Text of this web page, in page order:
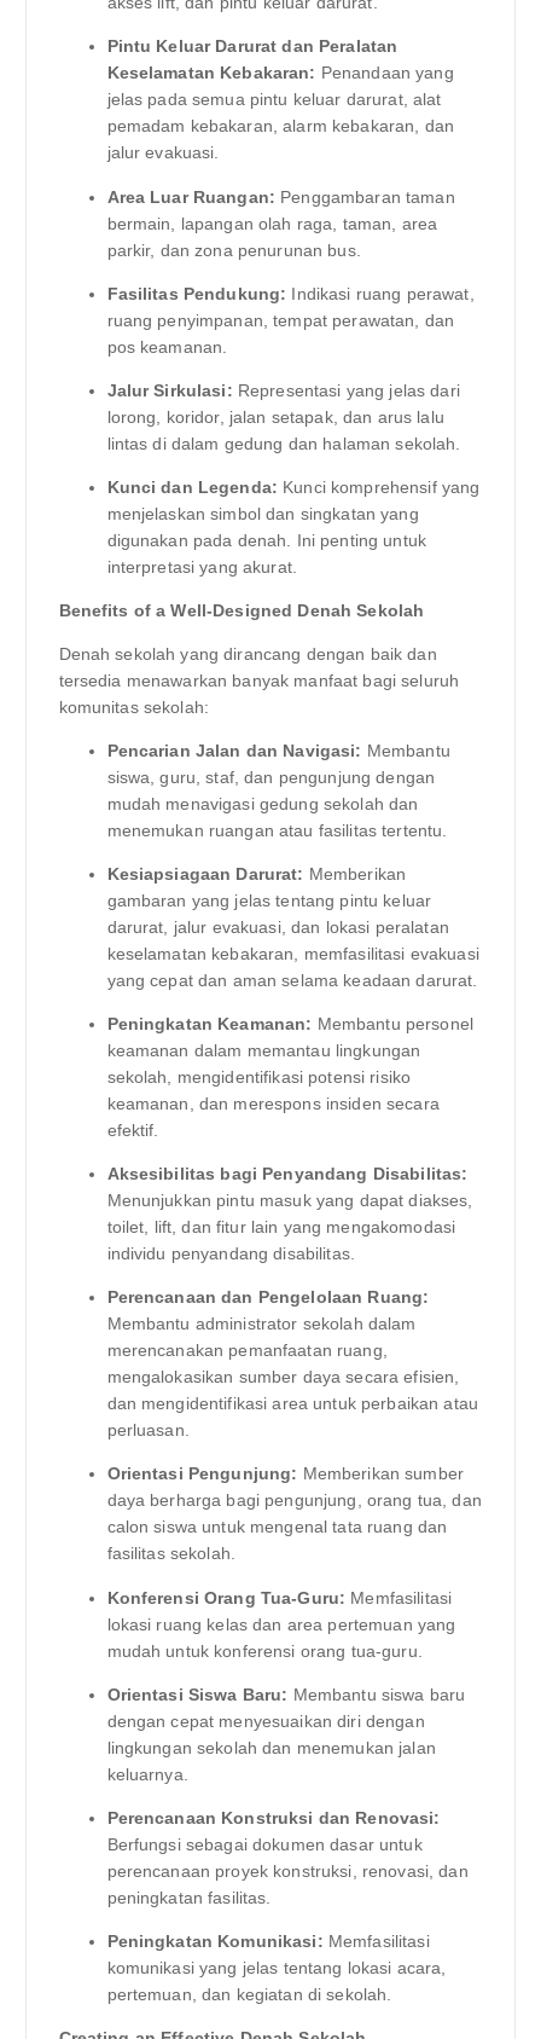
Pintu Keluar Darurat dan Peralatan
Keselamatan Kebakaran: Penandaan yang
jelas pada semua pintu keluar darurat, alat
pemadam kebakaran, alarm kebakaran, dan
jalur evakuasi.
Area Luar Ruangan: Penggambaran taman
bermain, lapangan olah raga, taman, area
parkir, dan zona penurunan bus.
Fasilitas Pendukung: Indikasi ruang perawat,
ruang penyimpanan, tempat perawatan, dan
pos keamanan.
Jalur Sirkulasi: Representasi yang jelas dari
lorong, koridor, jalan setapak, dan arus lalu
lintas di dalam gedung dan halaman sekolah.
Kunci dan Legenda: Kunci komprehensif yang
menjelaskan simbol dan singkatan yang
digunakan pada denah. Ini penting untuk
interpretasi yang akurat.
Benefits of a Well-Designed Denah Sekolah
Denah sekolah yang dirancang dengan baik dan
tersedia menawarkan banyak manfaat bagi seluruh
komunitas sekolah:
Pencarian Jalan dan Navigasi: Membantu
siswa, guru, staf, dan pengunjung dengan
mudah menavigasi gedung sekolah dan
menemukan ruangan atau fasilitas tertentu.
Kesiapsiagaan Darurat: Memberikan
gambaran yang jelas tentang pintu keluar
darurat, jalur evakuasi, dan lokasi peralatan
keselamatan kebakaran, memfasilitasi evakuasi
yang cepat dan aman selama keadaan darurat.
Peningkatan Keamanan: Membantu personel
keamanan dalam memantau lingkungan
sekolah, mengidentifikasi potensi risiko
keamanan, dan merespons insiden secara
efektif.
Aksesibilitas bagi Penyandang Disabilitas:
Menunjukkan pintu masuk yang dapat diakses,
toilet, lift, dan fitur lain yang mengakomodasi
individu penyandang disabilitas.
Perencanaan dan Pengelolaan Ruang:
Membantu administrator sekolah dalam
merencanakan pemanfaatan ruang,
mengalokasikan sumber daya secara efisien,
dan mengidentifikasi area untuk perbaikan atau
perluasan.
Orientasi Pengunjung: Memberikan sumber
daya berharga bagi pengunjung, orang tua, dan
calon siswa untuk mengenal tata ruang dan
fasilitas sekolah.
Konferensi Orang Tua-Guru: Memfasilitasi
lokasi ruang kelas dan area pertemuan yang
mudah untuk konferensi orang tua-guru.
Orientasi Siswa Baru: Membantu siswa baru
dengan cepat menyesuaikan diri dengan
lingkungan sekolah dan menemukan jalan
keluarnya.
Perencanaan Konstruksi dan Renovasi:
Berfungsi sebagai dokumen dasar untuk
perencanaan proyek konstruksi, renovasi, dan
peningkatan fasilitas.
Peningkatan Komunikasi: Memfasilitasi
komunikasi yang jelas tentang lokasi acara,
pertemuan, dan kegiatan di sekolah.